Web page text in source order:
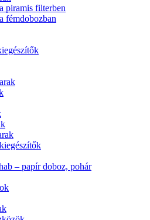
piramis filterben
fémdobozban
– papír doboz, pohár